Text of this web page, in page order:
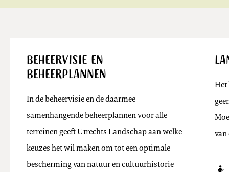
Beheervisie en
Beheerplannen
In de beheervisie en de daarmee
samenhangende beheerplannen voor alle
terreinen geeft Utrechts Landschap aan welke
keuzes het wil maken om tot een optimale
bescherming van natuur en cultuurhistorie
Het
van